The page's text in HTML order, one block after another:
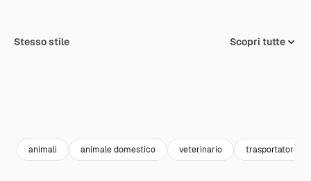
Stesso stile Scopri tutte
animali animale domestico veterinario trasportatore di